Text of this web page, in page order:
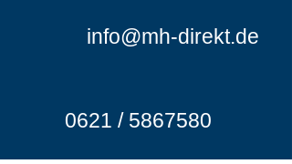
info@mh-direkt.de
0621 / 5867580